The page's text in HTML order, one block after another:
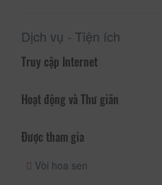
Dịch vụ - Tiện ích
Truy cập Internet
Hoạt động và Thư giãn
Được tham gia
Vòi hoa sen